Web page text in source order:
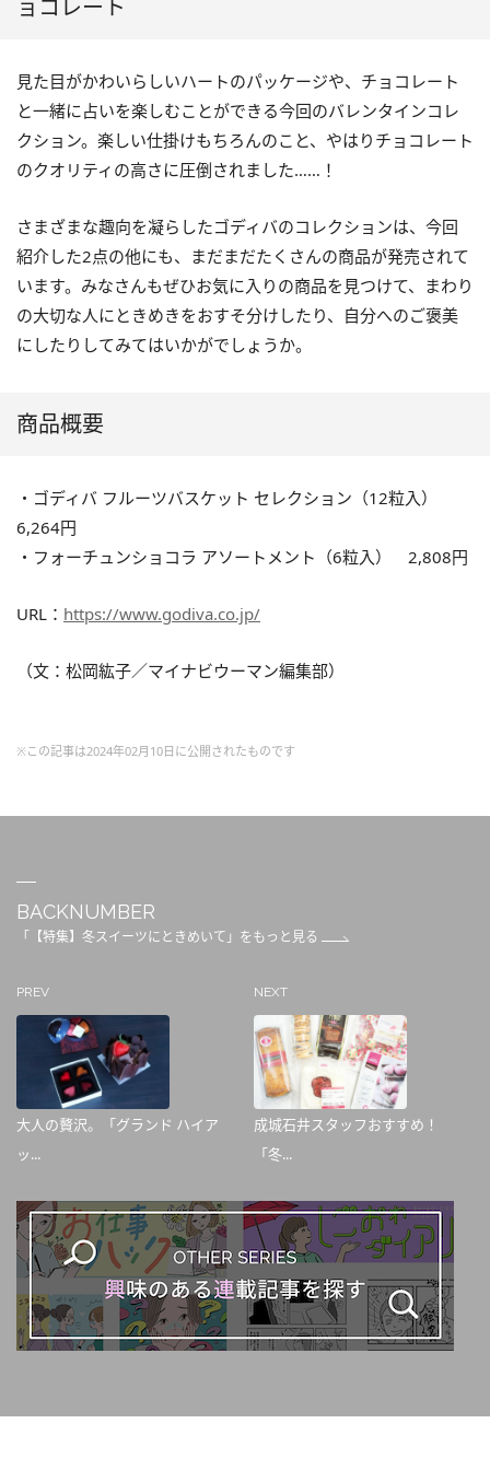
ョコレート
見た目がかわいらしいハートのパッケージや、チョコレート
と一緒に占いを楽しむことができる今回のバレンタインコレ
クション。楽しい仕掛けもちろんのこと、やはりチョコレート
のクオリティの高さに圧倒されました……！
さまざまな趣向を凝らしたゴディバのコレクションは、今回
紹介した2点の他にも、まだまだたくさんの商品が発売されて
います。みなさんもぜひお気に入りの商品を見つけて、まわり
の大切な人にときめきをおすそ分けしたり、自分へのご褒美
にしたりしてみてはいかがでしょうか。
商品概要
・ゴディバ フルーツバスケット セレクション（12粒入）
6,264円
・フォーチュンショコラ アソートメント（6粒入） 2,808円
URL： https://www.godiva.co.jp/
（文：松岡紘子／マイナビウーマン編集部）
※この記事は2024年02月10日に公開されたものです
BACKNUMBER
「【特集】冬スイーツにときめいて」をもっと見る
PREV
大人の贅沢。「グランド ハイア
ッ...
NEXT
成城石井スタッフおすすめ！
「冬...